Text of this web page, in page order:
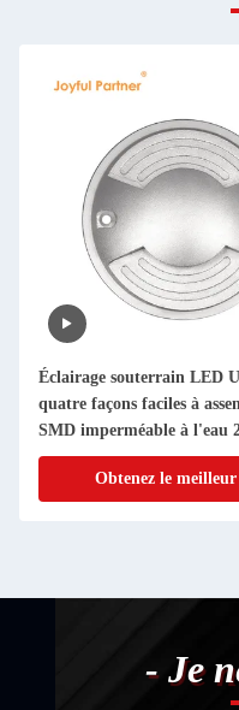
Éclairage souterrain LED
quatre façons faciles à
SMD imperméable à l'eau
Obtenez le
- Je